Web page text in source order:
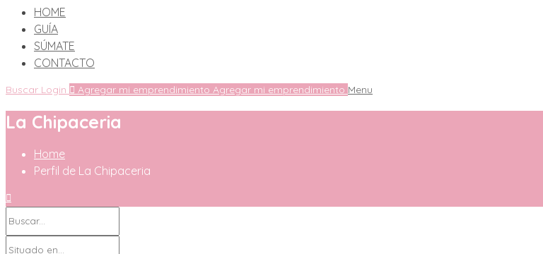
HOME
GUÍA
SÚMATE
CONTACTO
Buscar Login Agregar mi emprendimiento Agregar mi emprendimiento Menu
La Chipaceria
Home
Perfil de La Chipaceria